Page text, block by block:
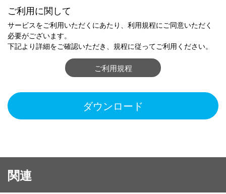
ご利用に関して
サービスをご利用いただくにあたり、利用規程にご同意いただく
必要がございます。
下記より詳細をご確認いただき、規程に従ってご利用ください。
ご利用規程
ダウンロード
関連